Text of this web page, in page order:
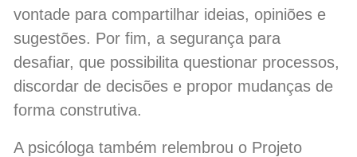
vontade para compartilhar ideias, opiniões e
sugestões. Por fim, a segurança para
desafiar, que possibilita questionar processos,
discordar de decisões e propor mudanças de
forma construtiva.
A psicóloga também relembrou o Projeto